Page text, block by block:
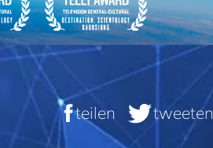
teilen tweeten